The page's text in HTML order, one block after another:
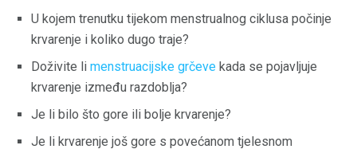
U kojem trenutku tijekom menstrualnog ciklusa počinje
krvarenje i koliko dugo traje?
Doživite li menstruacijske grčeve kada se pojavljuje
krvarenje između razdoblja?
Je li bilo što gore ili bolje krvarenje?
Je li krvarenje još gore s povećanom tjelesnom